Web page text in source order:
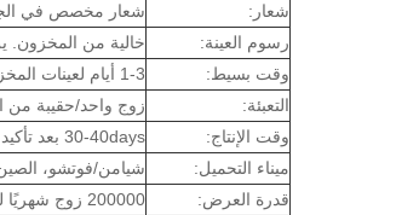
شعار:
شعار مخصص في
رسوم العينة:
خالية من المخزون.
وقت بسيط:
1-3 أيام لعينات المخزون، 7-10 أيام لأحذية الأطفال الداخلية
التعبئة:
زوج واحد/حقيبة من
وقت الإنتاج:
30-40days بعد تأكيد الطلب
ميناء التحميل:
شيامن/فوتشو،
قدرة العرض:
200000 زوج شهريًا للأحذية سهلة الارتداء